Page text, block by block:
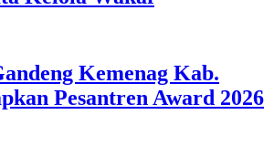
Kemenag Kab.
Pesantren Award 2026